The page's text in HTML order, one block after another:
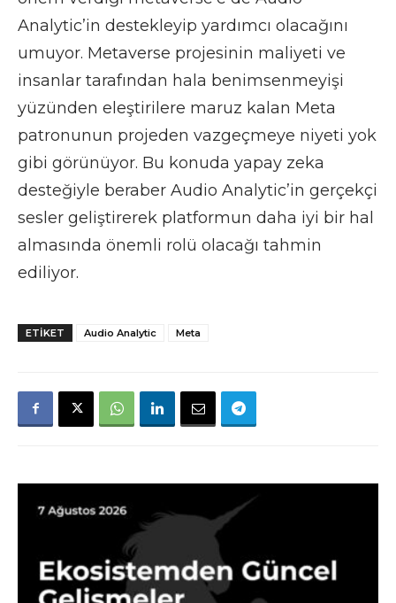
Analytic’in destekleyip yardımcı olacağını
umuyor. Metaverse projesinin maliyeti ve
insanlar tarafından hala benimsenmeyişi
yüzünden eleştirilere maruz kalan Meta
patronunun projeden vazgeçmeye niyeti yok
gibi görünüyor. Bu konuda yapay zeka
desteğiyle beraber Audio Analytic’in gerçekçi
sesler geliştirerek platformun daha iyi bir hal
almasında önemli rolü olacağı tahmin
ediliyor.
ETIKET Audio Analytic Meta